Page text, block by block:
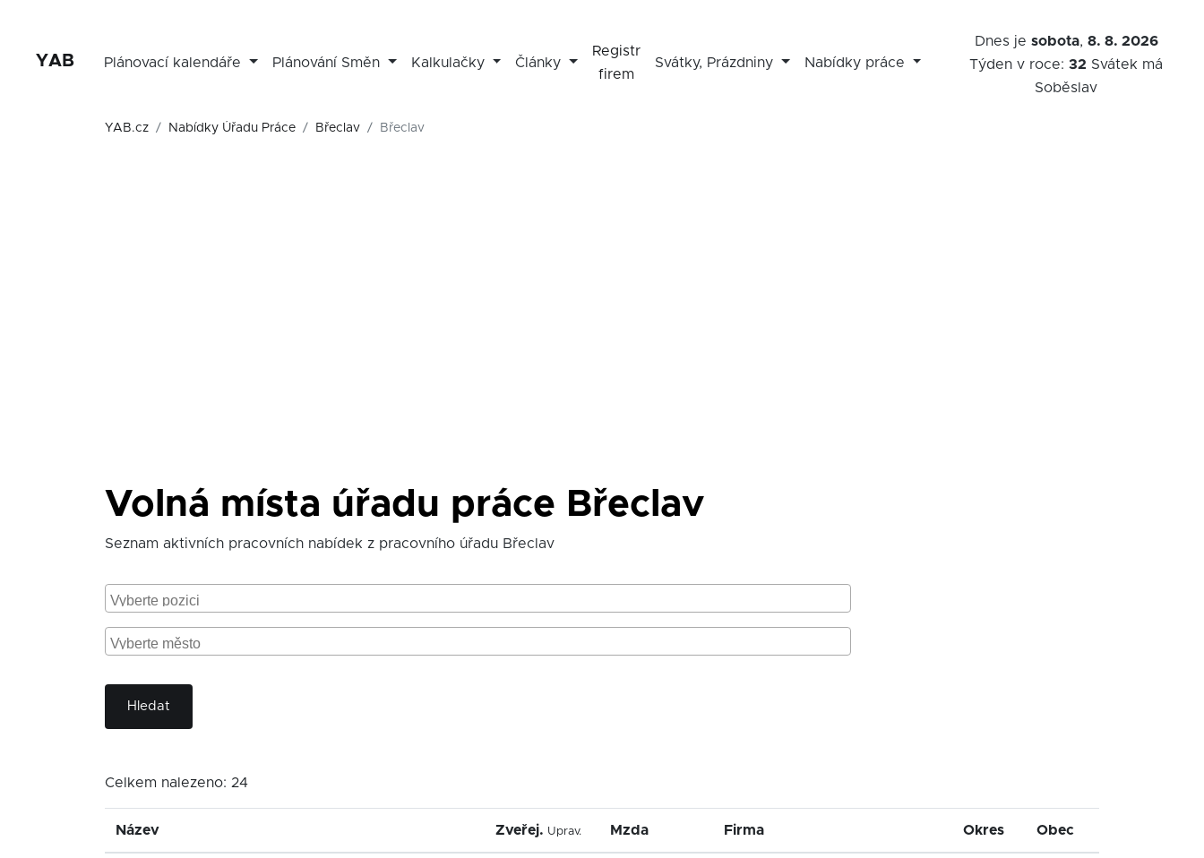
YAB Plánovací kalendáře Plánování Směn Kalkulačky Články
Registr
firem
Svátky, Prázdniny Nabídky práce
Dnes je sobota, 8. 8. 2026
Týden v roce:32 Svátek má
Soběslav
YAB.cz Nabídky Úřadu Práce Břeclav Břeclav
Volná místa úřadu práce Břeclav
Seznam aktivních pracovních nabídek z pracovního úřadu Břeclav
Hledat
Celkem nalezeno: 24
Název Zveřej. Uprav. Mzda Firma Okres Obec